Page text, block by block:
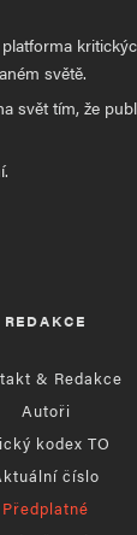
světě.
svět tím, že
REDAKCE
& Redakce
Autoři
kodex TO
číslo
Předplatné